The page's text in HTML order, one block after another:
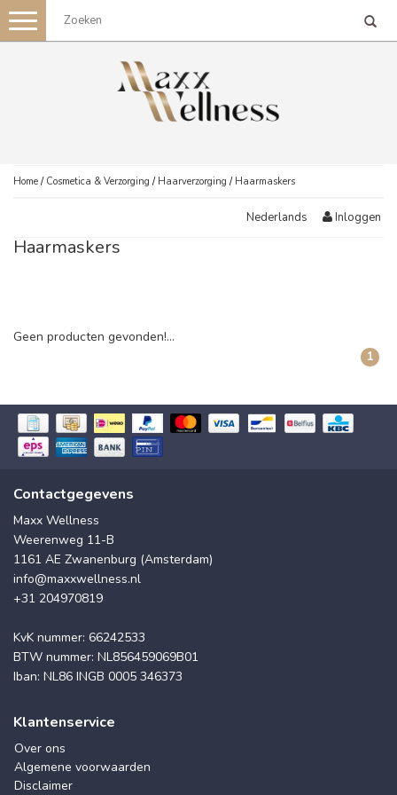
Toggle
navigation
Home / Cosmetica & Verzorging / Haarverzorging / Haarmaskers
Nederlands Inloggen
Haarmaskers
Geen producten gevonden!...
1
Contactgegevens
Maxx Wellness
Weerenweg 11-B
1161 AE Zwanenburg (Amsterdam)
info@maxxwellness.nl
+31 204970819
KvK nummer: 66242533
BTW nummer: NL856459069B01
Iban: NL86 INGB 0005 346373
Klantenservice
Over ons
Algemene voorwaarden
Disclaimer